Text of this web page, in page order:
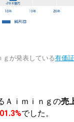
ｇが発表している有価
Ａｉｍｉｎｇの売
でした。